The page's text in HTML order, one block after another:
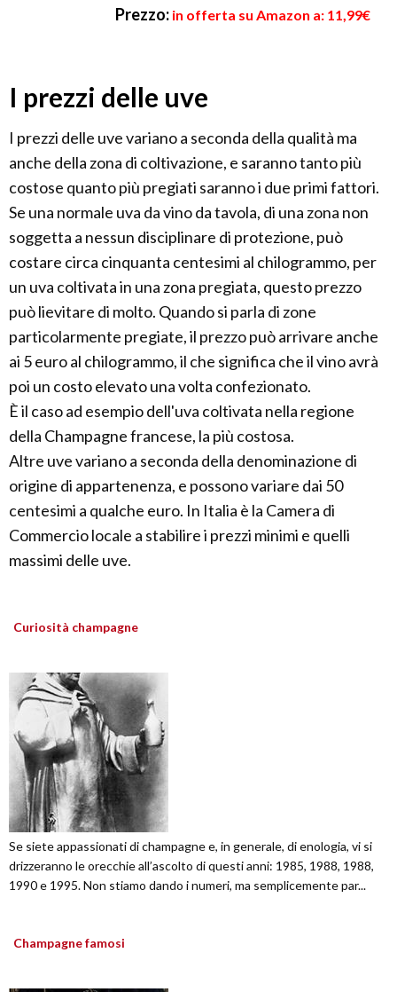
Prezzo: in offerta su Amazon a: 11,99€
I prezzi delle uve
I prezzi delle uve variano a seconda della qualità ma
anche della zona di coltivazione, e saranno tanto più
costose quanto più pregiati saranno i due primi fattori.
Se una normale uva da vino da tavola, di una zona non
soggetta a nessun disciplinare di protezione, può
costare circa cinquanta centesimi al chilogrammo, per
un uva coltivata in una zona pregiata, questo prezzo
può lievitare di molto. Quando si parla di zone
particolarmente pregiate, il prezzo può arrivare anche
ai 5 euro al chilogrammo, il che significa che il vino avrà
poi un costo elevato una volta confezionato.
È il caso ad esempio dell'uva coltivata nella regione
della Champagne francese, la più costosa.
Altre uve variano a seconda della denominazione di
origine di appartenenza, e possono variare dai 50
centesimi a qualche euro. In Italia è la Camera di
Commercio locale a stabilire i prezzi minimi e quelli
massimi delle uve.
Curiosità champagne
Se siete appassionati di champagne e, in generale, di enologia, vi si
drizzeranno le orecchie all’ascolto di questi anni: 1985, 1988, 1988,
1990 e 1995. Non stiamo dando i numeri, ma semplicemente par...
Champagne famosi